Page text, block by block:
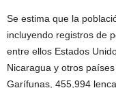
Se estima que la
incluyendo registros de
entre ellos Estados
Nicaragua y otros
Garífunas, 455,994